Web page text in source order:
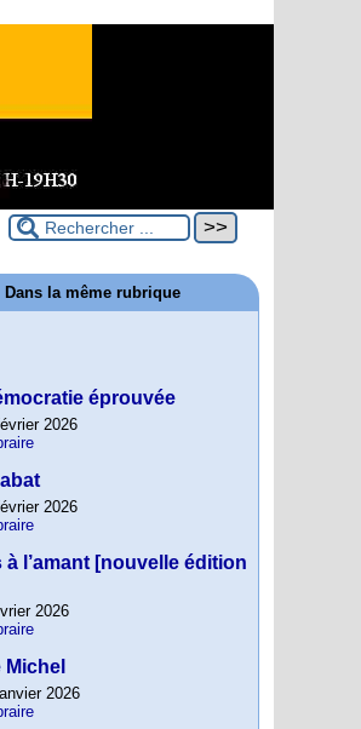
Dans la même rubrique
éprouvée
2026
2026
à l’amant [nouvelle édition
2026
Michel
2026